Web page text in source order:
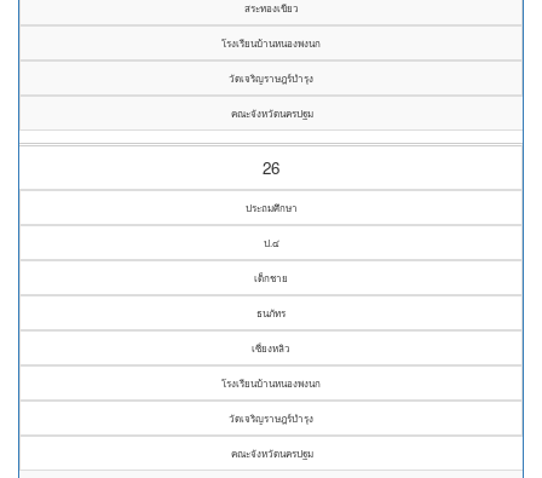
สระทองเขียว
โรงเรียนบ้านหนองพงนก
วัดเจริญราษฎร์บำรุง
คณะจังหวัดนครปฐม
26
ประถมศึกษา
ป.๔
เด็กชาย
ธนภัทร
เซี่ยงหลิว
โรงเรียนบ้านหนองพงนก
วัดเจริญราษฎร์บำรุง
คณะจังหวัดนครปฐม